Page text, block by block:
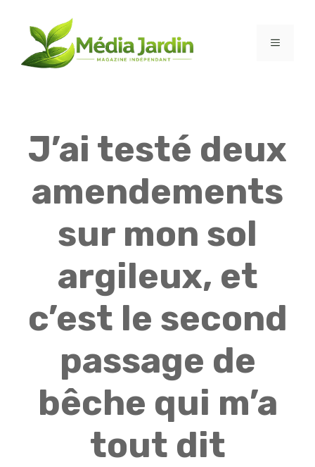
contenu
MENU
J’ai testé deux
amendements
sur mon sol
argileux, et
c’est le second
passage de
bêche qui m’a
tout dit